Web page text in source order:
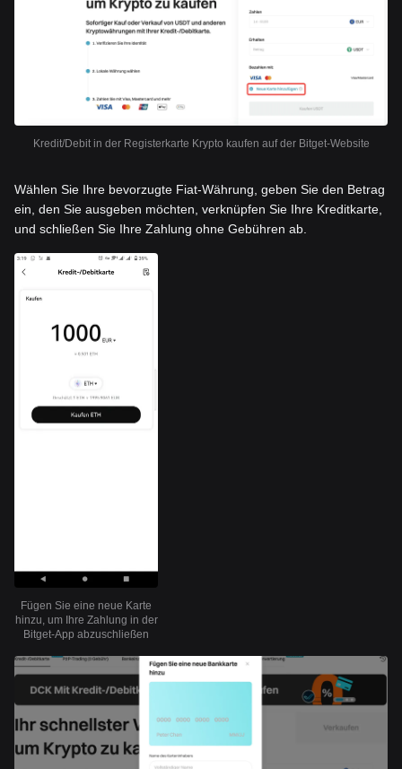
Kredit/Debit in der Registerkarte Krypto kaufen auf der Bitget-Website
Wählen Sie Ihre bevorzugte Fiat-Währung, geben Sie den Betrag
ein, den Sie ausgeben möchten, verknüpfen Sie Ihre Kreditkarte,
und schließen Sie Ihre Zahlung ohne Gebühren ab.
Fügen Sie eine neue Karte
hinzu, um Ihre Zahlung in der
Bitget-App abzuschließen